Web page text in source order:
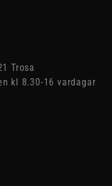
Trosa
kl 8.30-16 vardagar